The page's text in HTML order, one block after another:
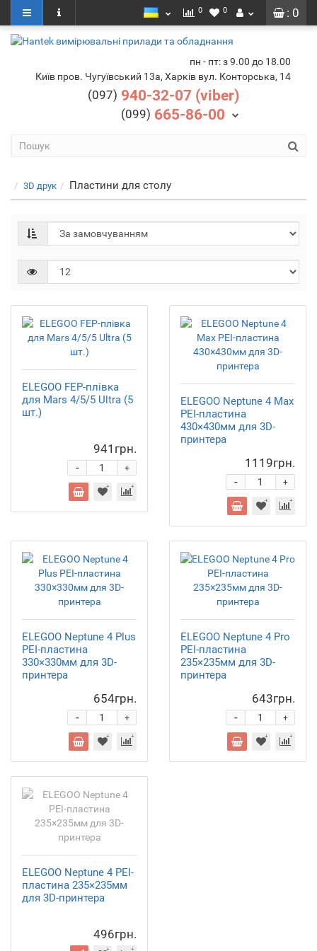
: 0
0 0
пн - пт: з 9.00 до 18.00
Київ пров. Чугуївський 13а, Харків вул. Конторська, 14
(097) 940-32-07 (viber)
(099) 665-86-00
3D друк Пластини для столу
ELEGOO FEP-плівка
для Mars 4/5/5 Ultra (5
шт.)
941грн.
+
-
ELEGOO Neptune 4 Max
PEI-пластина
430×430мм для 3D-
принтера
1119грн.
+
-
ELEGOO Neptune 4 Plus
PEI-пластина
330×330мм для 3D-
принтера
654грн.
+
-
ELEGOO Neptune 4 Prо
PEI-пластина
235×235мм для 3D-
принтера
643грн.
+
-
ELEGOO Neptune 4 PEI-
пластина 235×235мм
для 3D-принтера
496грн.